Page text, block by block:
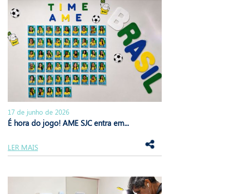
17 de junho de 2026
É hora do jogo! AME SJC entra em...
LER MAIS